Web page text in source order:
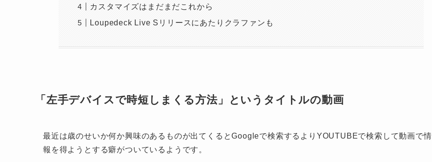
カスタマイズはまだまだこれから
Loupedeck Live Sリリースにあたりクラファンも
「左手デバイスで時短しまくる方法」というタイトルの動画
最近は歳のせいか何か興味のあるものが出てくるとGoogleで検索するよりYOUTUBEで検索して動画で情
報を得ようとする癖がついているようです。